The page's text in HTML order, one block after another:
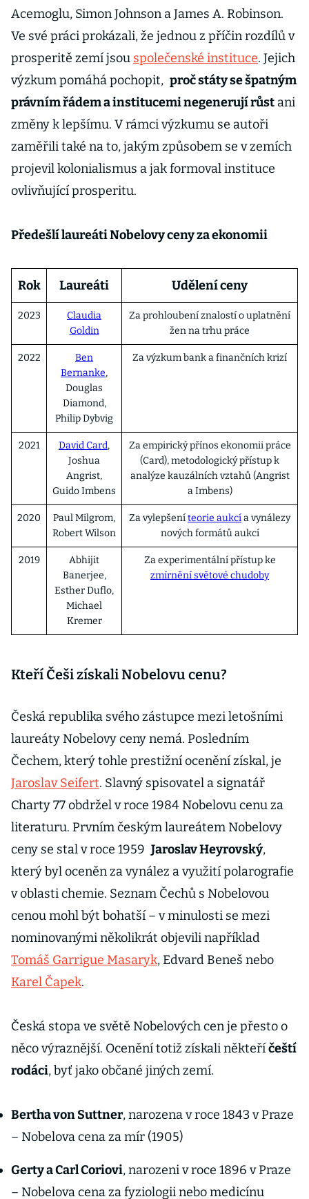
Acemoglu, Simon Johnson a James A. Robinson.
Ve své práci prokázali, že jednou z příčin rozdílů v
prosperitě zemí jsou společenské instituce. Jejich
výzkum pomáhá pochopit, proč státy se špatným
právním řádem a institucemi negenerují růst ani
změny k lepšímu. V rámci výzkumu se autoři
zaměřili také na to, jakým způsobem se v zemích
projevil kolonialismus a jak formoval instituce
ovlivňující prosperitu.
Předešlí laureáti Nobelovy ceny za ekonomii
Rok Laureáti Udělení ceny
2023
Claudia
Goldin
Za prohloubení znalostí o uplatnění
žen na trhu práce
2022
Ben
Bernanke,
Douglas
Diamond,
Philip Dybvig
Za výzkum bank a finančních krizí
2021 David Card,
Joshua
Angrist,
Guido Imbens
Za empirický přínos ekonomii práce
(Card), metodologický přístup k
analýze kauzálních vztahů (Angrist
a Imbens)
2020
Paul Milgrom,
Robert Wilson
Za vylepšeníteorie aukcía vynálezy
nových formátů aukcí
2019
Abhijit
Banerjee,
Esther Duflo,
Michael
Kremer
Za experimentální přístup ke
zmírnění světové chudoby
Kteří Češi získali Nobelovu cenu?
Česká republika svého zástupce mezi letošními
laureáty Nobelovy ceny nemá. Posledním
Čechem, který tohle prestižní ocenění získal, je
Jaroslav Seifert. Slavný spisovatel a signatář
Charty 77 obdržel v roce 1984 Nobelovu cenu za
literaturu. Prvním českým laureátem Nobelovy
ceny se stal v roce 1959 Jaroslav Heyrovský,
který byl oceněn za vynález a využití polarografie
v oblasti chemie. Seznam Čechů s Nobelovou
cenou mohl být bohatší – v minulosti se mezi
nominovanými několikrát objevili například
Tomáš Garrigue Masaryk, Edvard Beneš nebo
Karel Čapek.
Česká stopa ve světě Nobelových cen je přesto o
něco výraznější. Ocenění totiž získali někteříčeští
rodáci, byť jako občané jiných zemí.
Bertha von Suttner, narozena v roce 1843 v Praze
– Nobelova cena za mír (1905)
Gerty a Carl Coriovi, narozeni v roce 1896 v Praze
– Nobelova cena za fyziologii nebo medicínu